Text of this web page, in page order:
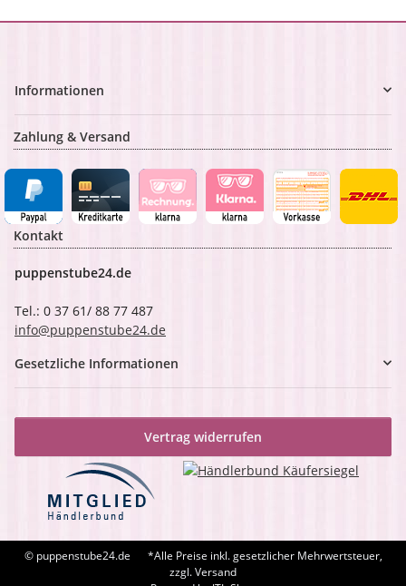
Informationen
Zahlung & Versand
Kontakt
puppenstube24.de
Tel.: 0 37 61/ 88 77 487
info@puppenstube24.de
Gesetzliche Informationen
Vertrag widerrufen
© puppenstube24.de
*Alle Preise inkl. gesetzlicher Mehrwertsteuer,
zzgl. Versand